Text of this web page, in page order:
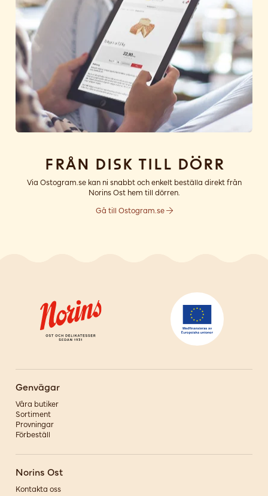
Från disk till dörr
Via Ostogram.se kan ni snabbt och enkelt beställa direkt från
Norins Ost hem till dörren.
Gå till Ostogram.se
Genvägar
Våra butiker
Sortiment
Provningar
Förbeställ
Norins Ost
Kontakta oss